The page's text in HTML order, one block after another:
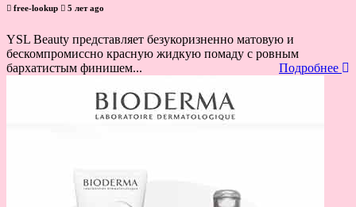
free-lookup 5 лет ago
YSL Beauty представляет безукоризненно матовую и
бескомпромиссно красную жидкую помаду с ровным
бархатистым финишем...
Подробнее